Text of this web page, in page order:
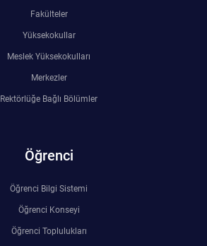
Fakülteler
Yüksekokullar
Meslek Yüksekokulları
Merkezler
Rektörlüğe Bağlı Bölümler
Öğrenci
Öğrenci Bilgi Sistemi
Öğrenci Konseyi
Öğrenci Toplulukları